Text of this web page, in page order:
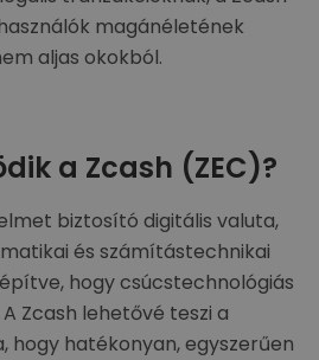
magánéletének
aljas okokból.
a Zcash (ZEC)?
biztosító digitális valuta,
és számítástechnikai
hogy csúcstechnológiás
Zcash lehetővé teszi a
hogy hatékonyan, egyszerűen